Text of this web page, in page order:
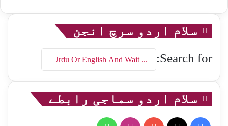
سلام اردو سرچ انجن
Search for:
سلام اردو سماجی رابطے